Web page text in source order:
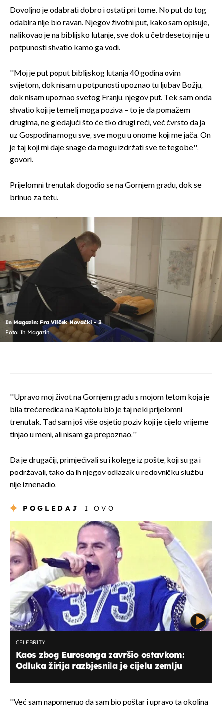
Dovoljno je odabrati dobro i ostati pri tome. No put do tog
odabira nije bio ravan. Njegov životni put, kako sam opisuje,
nalikovao je na biblijsko lutanje, sve dok u četrdesetoj nije u
potpunosti shvatio kamo ga vodi.
''Moj je put poput biblijskog lutanja 40 godina ovim
svijetom, dok nisam u potpunosti upoznao tu ljubav Božju,
dok nisam upoznao svetog Franju, njegov put. Tek sam onda
shvatio koji je temelj moga poziva – to je da pomažem
drugima, ne gledajući što će tko drugi reći, već čvrsto da ja
uz Gospodina mogu sve, sve mogu u onome koji me jača. On
je taj koji mi daje snage da mogu izdržati sve te tegobe'',
govori.
Prijelomni trenutak dogodio se na Gornjem gradu, dok se
brinuo za tetu.
In Magazin: Fra Vilček Novački - 3
Foto: In Magazin
''Upravo moj život na Gornjem gradu s mojom tetom koja je
bila trećeredica na Kaptolu bio je taj neki prijelomni
trenutak. Tad sam još više osjetio poziv koji je cijelo vrijeme
tinjao u meni, ali nisam ga prepoznao.''
Da je drugačiji, primjećivali su i kolege iz pošte, koji su ga i
podržavali, tako da ih njegov odlazak u redovničku službu
nije iznenadio.
POGLEDAJ I OVO
CELEBRITY
Kaos zbog Eurosonga završio ostavkom:
Odluka žirija razbjesnila je cijelu zemlju
''Već sam napomenuo da sam bio poštar i upravo ta okolina